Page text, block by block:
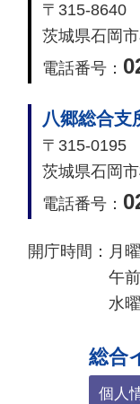
〒315-8640
茨城県石岡
電話番号：
八郷総合支
〒315-0195
茨城県石岡
電話番号：
開庁時間： 月
午
水
総合
個人